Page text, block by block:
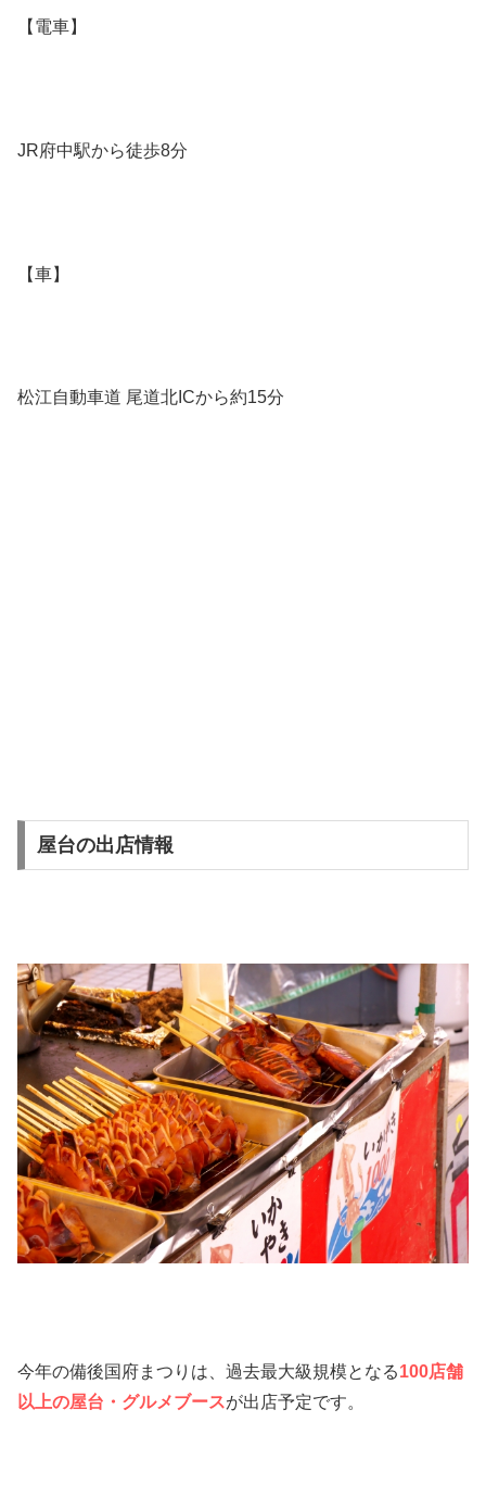
【電車】
JR府中駅から徒歩8分
【車】
松江自動車道 尾道北ICから約15分
屋台の出店情報
今年の備後国府まつりは、過去最大級規模となる100店舗
以上の屋台・グルメブースが出店予定です。